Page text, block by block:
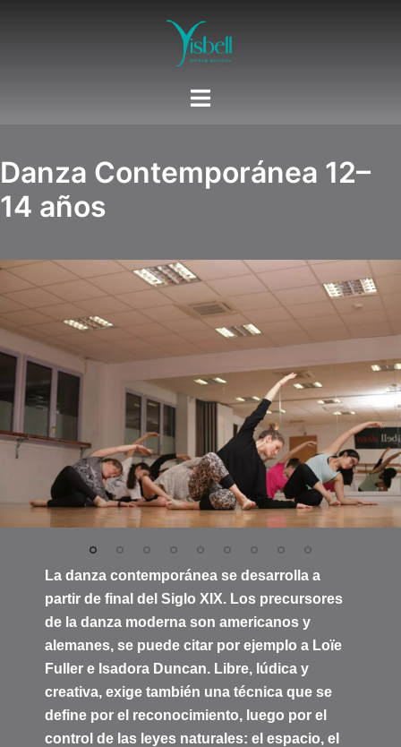
Danza Contemporánea 12–
14 años
La danza contemporánea se desarrolla a
partir de final del Siglo XIX. Los precursores
de la danza moderna son americanos y
alemanes, se puede citar por ejemplo a Loïe
Fuller e Isadora Duncan. Libre, lúdica y
creativa, exige también una técnica que se
define por el reconocimiento, luego por el
control de las leyes naturales: el espacio, el